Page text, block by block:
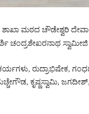
ಮಠದ ಚೌಡೇಶ್ವರಿ
ಸ್ವಾಮೀಜಿ
ರುದ್ರಾಭಿಷೇಕ,
ಕೃಷ್ಣಸ್ವಾಮಿ,